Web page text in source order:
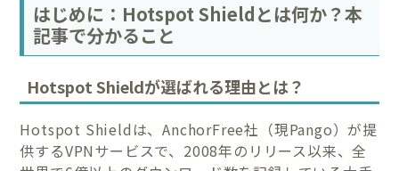
はじめに：Hotspot Shieldとは何か？本
記事で分かること
Hotspot Shieldが選ばれる理由とは？
Hotspot Shieldは、AnchorFree社（現Pango）が提
供するVPNサービスで、2008年のリリース以来、全